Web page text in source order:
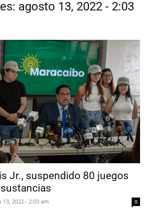
agosto 13, 2022 - 2:03
Jr., suspendido 80 juegos
13, 2022 - 2:03 am 0